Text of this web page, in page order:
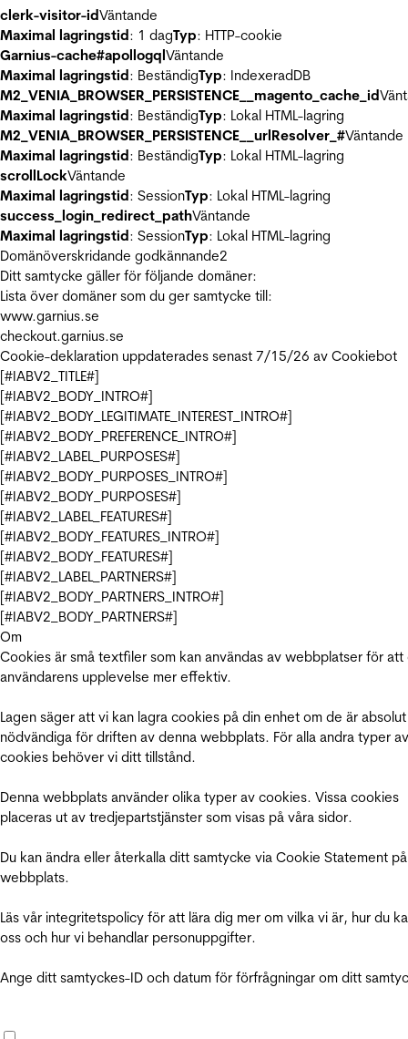
clerk-visitor-idVäntande
Maximal lagringstid: 1 dagTyp: HTTP-cookie
Garnius-cache#apollogqlVäntande
Maximal lagringstid: BeständigTyp: IndexeradDB
M2_VENIA_BROWSER_PERSISTENCE__magento_cache_id
Maximal lagringstid: BeständigTyp: Lokal HTML-lagring
M2_VENIA_BROWSER_PERSISTENCE__urlResolver_#Väntande
Maximal lagringstid: BeständigTyp: Lokal HTML-lagring
scrollLockVäntande
Maximal lagringstid: SessionTyp: Lokal HTML-lagring
success_login_redirect_pathVäntande
Maximal lagringstid: SessionTyp: Lokal HTML-lagring
Domänöverskridande godkännande2
Ditt samtycke gäller för följande domäner:
Lista över domäner som du ger samtycke till:
www.garnius.se
checkout.garnius.se
Cookie-deklaration uppdaterades senast 7/15/26 av Cookiebot
[#IABV2_TITLE#]
[#IABV2_BODY_INTRO#]
[#IABV2_BODY_LEGITIMATE_INTEREST_INTRO#]
[#IABV2_BODY_PREFERENCE_INTRO#]
[#IABV2_LABEL_PURPOSES#]
[#IABV2_BODY_PURPOSES_INTRO#]
[#IABV2_BODY_PURPOSES#]
[#IABV2_LABEL_FEATURES#]
[#IABV2_BODY_FEATURES_INTRO#]
[#IABV2_BODY_FEATURES#]
[#IABV2_LABEL_PARTNERS#]
[#IABV2_BODY_PARTNERS_INTRO#]
[#IABV2_BODY_PARTNERS#]
Om
Cookies är små textfiler som kan användas av webbplatser för att
användarens upplevelse mer effektiv.
Lagen säger att vi kan lagra cookies på din enhet om de är absolut
nödvändiga för driften av denna webbplats. För alla andra typer av
cookies behöver vi ditt tillstånd.
Denna webbplats använder olika typer av cookies. Vissa cookies
placeras ut av tredjepartstjänster som visas på våra sidor.
Du kan ändra eller återkalla ditt samtycke via Cookie Statement
webbplats.
Läs vår integritetspolicy för att lära dig mer om vilka vi är, hur du
oss och hur vi behandlar personuppgifter.
Ange ditt samtyckes-ID och datum för förfrågningar om ditt